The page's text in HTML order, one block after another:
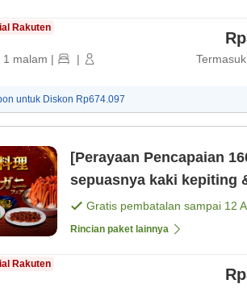
Rakuten
1 malam | |
untuk Diskon Rp674.097
[Perayaan Pencapaian
sepuasnya kaki kepiting
Ishikawa × Termasuk
[Sarapan]
Gratis pembatalan sampai 12
Rincian paket lainnya
Rakuten